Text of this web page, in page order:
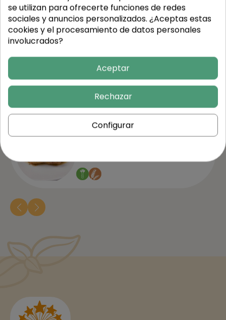
Continúa
comprando
Pollo a la cerveza con
patatas
se utilizan para ofrecerte funciones de redes
sociales y anuncios personalizados. ¿Aceptas estas
cookies y el procesamiento de datos personales
involucrados?
Aceptar
Rechazar
Configurar